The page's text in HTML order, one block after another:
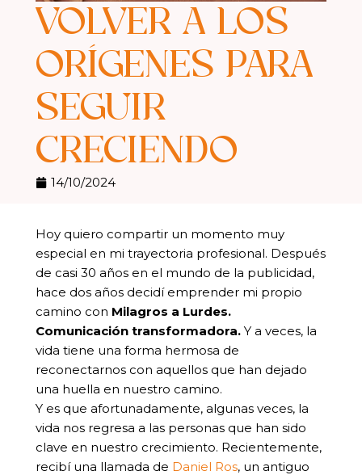
VOLVER A LOS
ORÍGENES PARA
SEGUIR
CRECIENDO
14/10/2024
Hoy quiero compartir un momento muy
especial en mi trayectoria profesional. Después
de casi 30 años en el mundo de la publicidad,
hace dos años decidí emprender mi propio
camino con Milagros a Lurdes.
Comunicación transformadora. Y a veces, la
vida tiene una forma hermosa de
reconectarnos con aquellos que han dejado
una huella en nuestro camino.
Y es que afortunadamente, algunas veces, la
vida nos regresa a las personas que han sido
clave en nuestro crecimiento. Recientemente,
recibí una llamada de Daniel Ros, un antiguo